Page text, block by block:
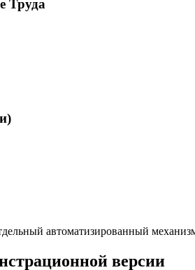
Труда
автоматизированный
версии